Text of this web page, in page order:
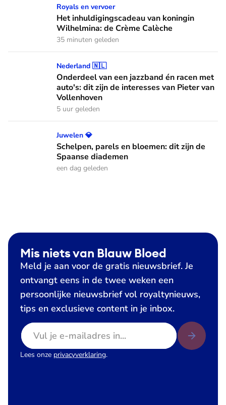
Het inhuldigingscadeau van koningin Wilhelmina: de
Royals en vervoer
Het inhuldigingscadeau van koningin
Wilhelmina: de Crème Calèche
35 minuten geleden
Onderdeel van een jazzband én racen met auto's: dit zijn
Nederland 🇳🇱
Onderdeel van een jazzband én racen met
auto's: dit zijn de interesses van Pieter van
Vollenhoven
5 uur geleden
Schelpen, parels en bloemen: dit zijn de Spaanse diademen
Juwelen 💎
Schelpen, parels en bloemen: dit zijn de
Spaanse diademen
een dag geleden
Mis niets van Blauw Bloed
Meld je aan voor de gratis nieuwsbrief. Je
ontvangt eens in de twee weken een
persoonlijke nieuwsbrief vol royaltynieuws,
tips en exclusieve content in je inbox.
E-mailadres
Lees onze privacyverklaring.